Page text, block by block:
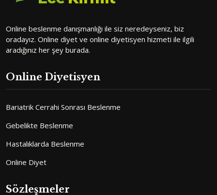
Online beslenme danışmanlığı ile siz neredeyseniz, biz
oradayız. Online diyet ve online diyetisyen hizmeti ile ilgili
aradığınız her şey burada.
Online Diyetisyen
Bariatrik Cerrahi Sonrası Beslenme
Gebelikte Beslenme
Hastalıklarda Beslenme
Online Diyet
Sözleşmeler